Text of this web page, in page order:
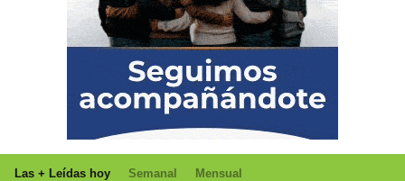
Las + Leídas hoy Semanal Mensual